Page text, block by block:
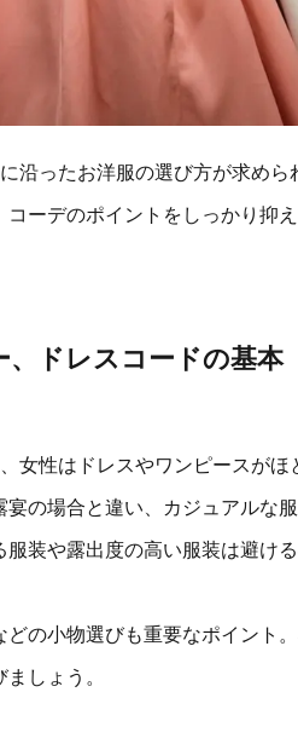
沿ったお洋服の選び方が求めら
ーデのポイントをしっかり抑
ドレスコードの基本
女性はドレスやワンピースがほ
の場合と違い、カジュアルな
装や露出度の高い服装は避ける
の小物選びも重要なポイント
しょう。